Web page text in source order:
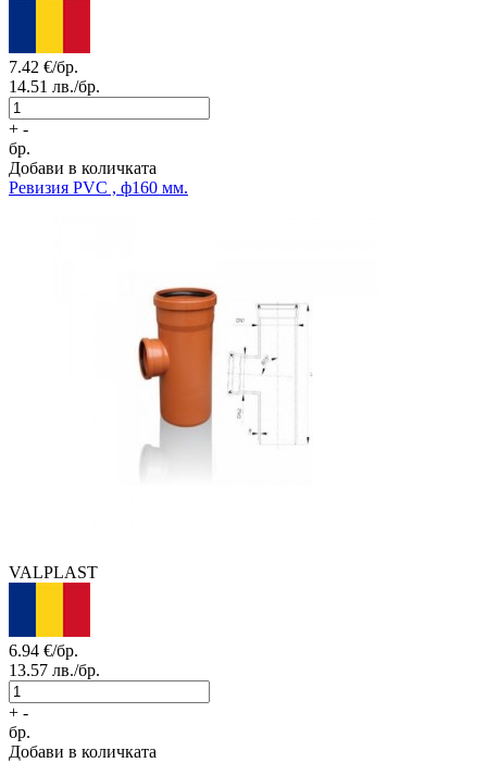
7.42 €/бр.
14.51 лв./бр.
+ -
бр.
Добави в количката
Ревизия PVC , ф160 мм.
VALPLAST
6.94 €/бр.
13.57 лв./бр.
+ -
бр.
Добави в количката